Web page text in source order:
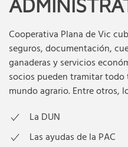
Cooperativa Plana de Vic
seguros, documentación,
ganaderas y servicios
socios pueden tramitar
mundo agrario. Entre otros,
La DUN
Las ayudas de la PAC